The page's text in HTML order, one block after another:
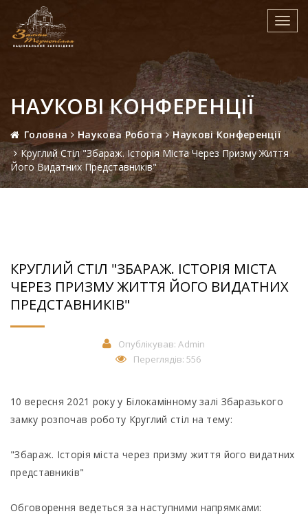
НАУКОВІ КОНФЕРЕНЦІЇ
Головна Наукова Робота
Наукові Конференції
Круглий Стіл "Збараж. Історія Міста Через Призму Життя
Його Видатних Представників"
КРУГЛИЙ СТІЛ "ЗБАРАЖ. ІСТОРІЯ МІСТА
ЧЕРЕЗ ПРИЗМУ ЖИТТЯ ЙОГО ВИДАТНИХ
ПРЕДСТАВНИКІВ"
Опублікував:Admin
Переглядів: 556
10 вересня 2021 року у Білокамінному залі Збаразького
замку розпочав роботу Круглий стіл на тему:
"Збараж. Історія міста через призму життя його видатних
представників"
Обговорення ведеться за наступними напрямками: